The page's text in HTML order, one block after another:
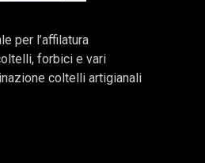
per l’affilatura
forbici e vari
coltelli artigianali